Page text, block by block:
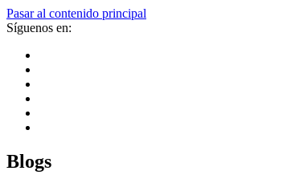
Pasar al contenido principal
Síguenos en:
Blogs